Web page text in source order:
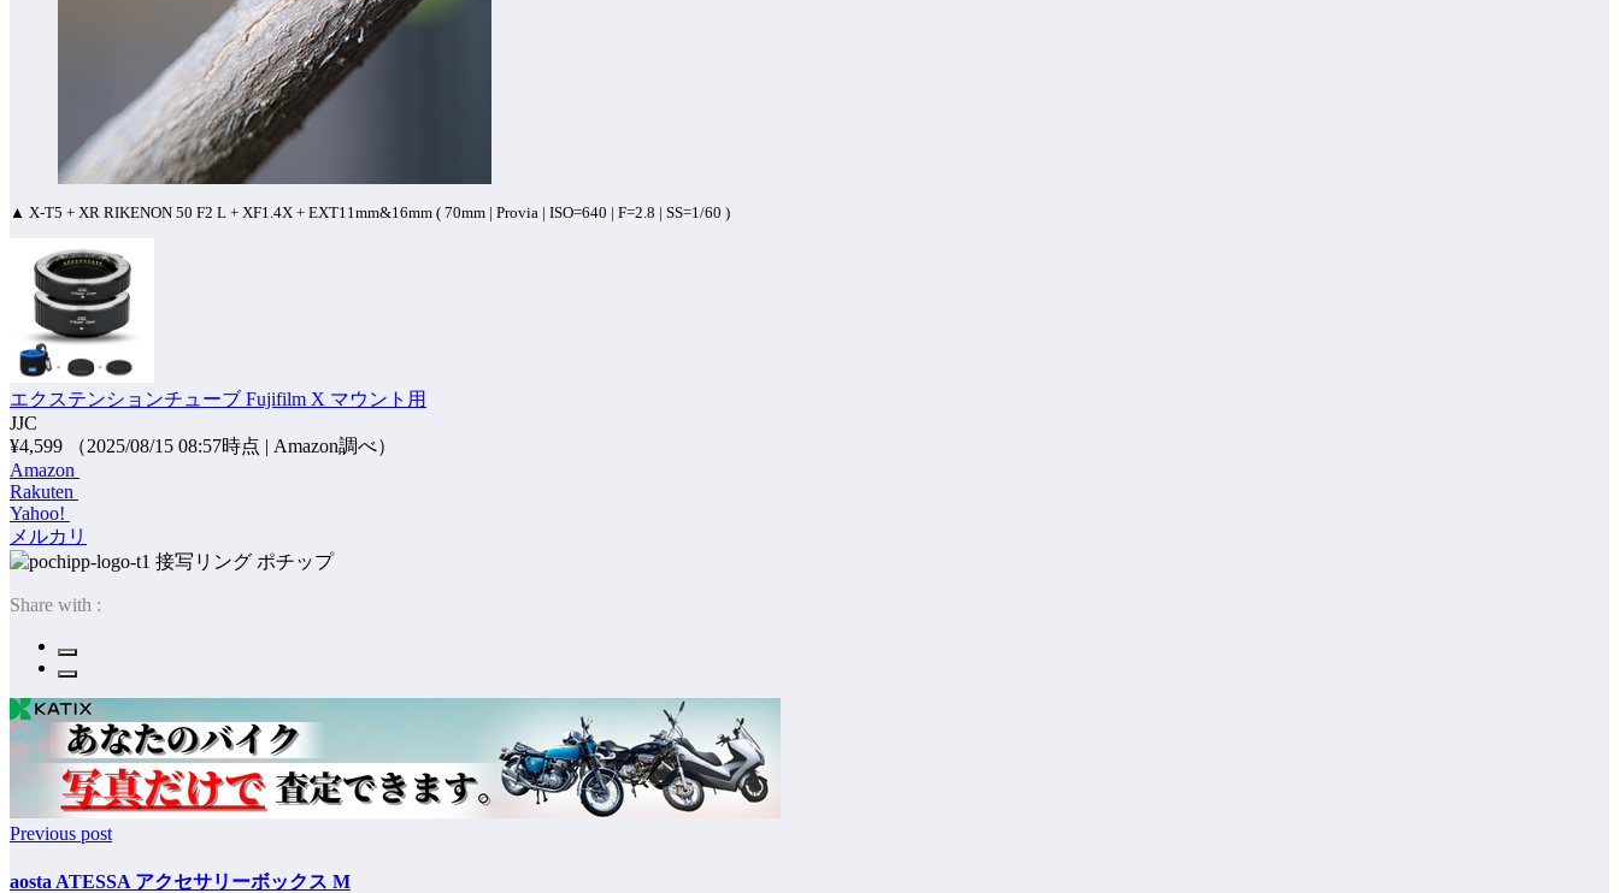
▲ X-T5 + XR RIKENON 50 F2 L + XF1.4X + EXT11mm&16mm ( 70mm | Provia | ISO=640 | F=2.8 | SS=1/60 )
エクステンションチューブ Fujifilm X マウント用
JJC
¥4,599
（2025/08/15 08:57時点 | Amazon調べ）
Amazon
Rakuten
Yahoo!
メルカリ
ポチップ
Share with :
Previous post
aosta ATESSA アクセサリーボックス M